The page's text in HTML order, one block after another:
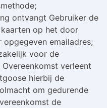
ontvangt Gebruiker de
op het door
opgegeven emailadres;
voor de
verleent
hierbij de
om gedurende
de